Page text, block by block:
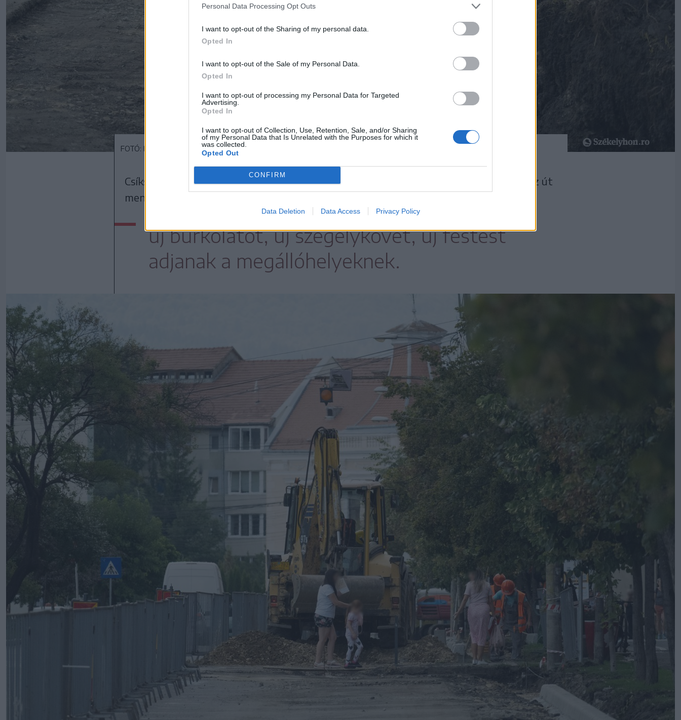
Personal Data Processing Opt Outs
I want to opt-out of the Sharing of my personal data.
Opted In
I want to opt-out of the Sale of my Personal Data.
Opted In
I want to opt-out of processing my Personal Data for Targeted
Advertising.
Opted In
I want to opt-out of Collection, Use, Retention, Sale, and/or Sharing
of my Personal Data that Is Unrelated with the Purposes for which it
was collected.
Opted Out
CONFIRM
Data Deletion Data Access Privacy Policy
FOTÓ: BORBÉLY FANNI
Csíkszereda központjában, a Kossuth Lajos utca egy szakaszán július végén ásták fel az út
mentén a parkolókat. Munkagépekkel dolgoznak az elkerített szakaszon, hogy
új burkolatot, új szegélykövet, új festést
adjanak a megállóhelyeknek.